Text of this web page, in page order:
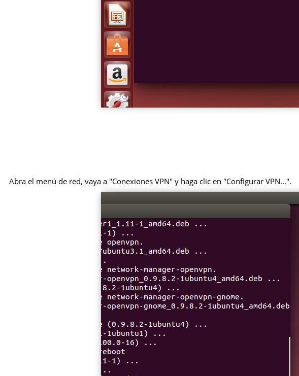
Abra el menú de red, vaya a "Conexiones VPN" y haga clic en "Configurar VPN...".